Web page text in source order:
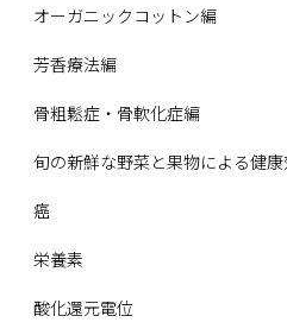
オーガニックコットン編
芳香療法編
骨粗鬆症・骨軟化症編
旬の新鮮な野菜と果物による健康
癌
栄養素
酸化還元電位